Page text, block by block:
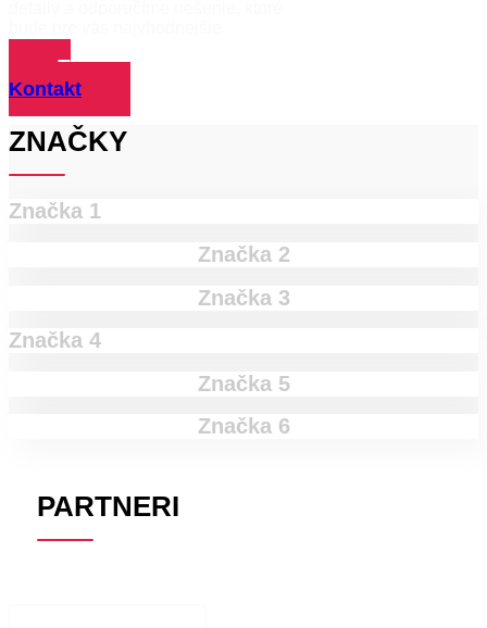
Kontakt
ZNAČKY
Značka 1
Značka 2
Značka 3
Značka 4
Značka 5
Značka 6
PARTNERI